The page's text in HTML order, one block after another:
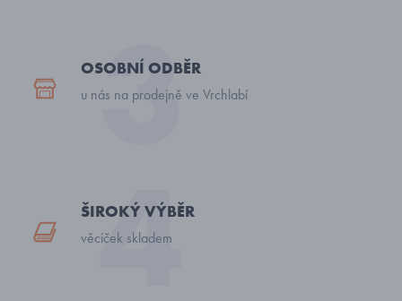
OSOBNÍ ODBĚR
u nás na prodejně ve Vrchlabí
ŠIROKÝ VÝBĚR
věciček skladem